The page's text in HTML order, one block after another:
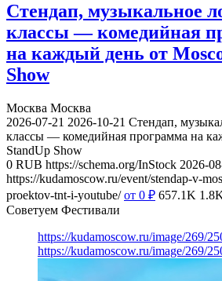
Стендап, музыкальное
классы — комедийная
на каждый день от
Show
Москва Москва
2026-07-21 2026-10-21 Стендап,
классы — комедийная программа на
StandUp Show
0 RUB https://schema.org/InStock 2026-
https://kudamoscow.ru/event/stendap-v-
proektov-tnt-i-youtube/ от 0 ₽ 657.1K
Советуем Фестивали
https://kudamoscow.ru/image/269/
https://kudamoscow.ru/image/269/